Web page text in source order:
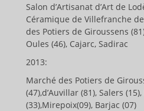
Salon d’Artisanat d’Art de
Céramique de Villefranche
des Potiers de Giroussens
Oules (46), Cajarc, Sadirac
2013:
Marché des Potiers de
(47),d’Auvillar (81), Salers
(33),Mirepoix(09), Barjac (07)